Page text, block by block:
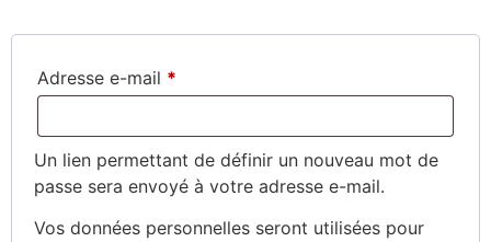
Adresse e-mail *
Un lien permettant de définir un nouveau mot de
passe sera envoyé à votre adresse e-mail.
Vos données personnelles seront utilisées pour